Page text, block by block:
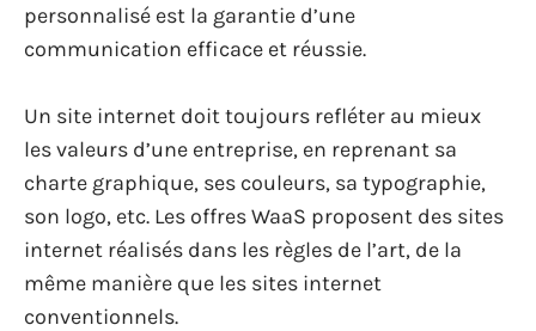
personnalisé est la garantie d’une
communication efficace et réussie.
Un site internet doit toujours refléter au mieux
les valeurs d’une entreprise, en reprenant sa
charte graphique, ses couleurs, sa typographie,
son logo, etc. Les offres WaaS proposent des sites
internet réalisés dans les règles de l’art, de la
même manière que les sites internet
conventionnels.